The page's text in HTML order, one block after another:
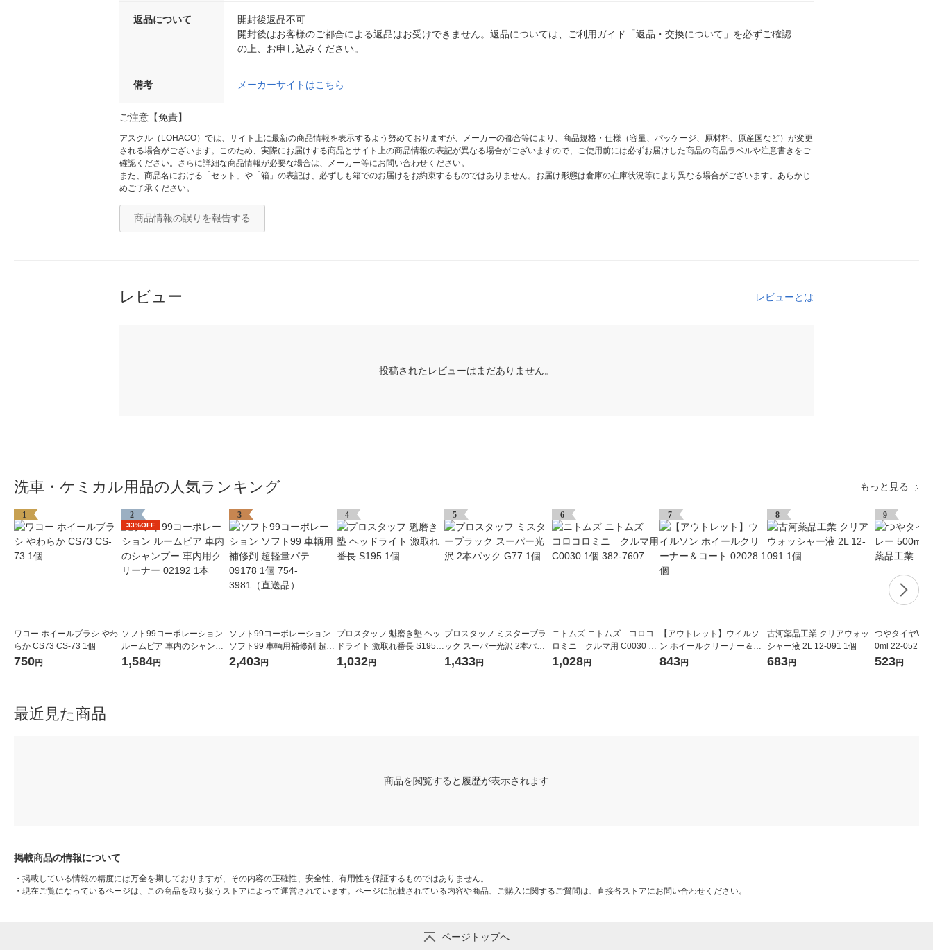
返品について
開封後返品不可
開封後はお客様のご都合による返品はお受けできません。返品については、ご利用ガイド「返品・交換について」を必ずご確認
の上、お申し込みください。
備考 メーカーサイトはこちら
ご注意【免責】
アスクル（LOHACO）では、サイト上に最新の商品情報を表示するよう努めておりますが、メーカーの都合等により、商品規格・仕様（容量、パッケージ、原材料、原産国など）が変更
される場合がございます。このため、実際にお届けする商品とサイト上の商品情報の表記が異なる場合がございますので、ご使用前には必ずお届けした商品の商品ラベルや注意書きをご
確認ください。さらに詳細な商品情報が必要な場合は、メーカー等にお問い合わせください。
また、商品名における「セット」や「箱」の表記は、必ずしも箱でのお届けをお約束するものではありません。お届け形態は倉庫の在庫状況等により異なる場合がございます。あらかじ
めご了承ください。
商品情報の誤りを報告する
レビュー レビューとは
投稿されたレビューはまだありません。
洗車・ケミカル用品の人気ランキング もっと見る
1
ワコー ホイールブラシ やわ
らか CS73 CS-73 1個
750円
2
33%OFF
ソフト99コーポレーション
ルームピア 車内のシャンプ
ー 車内用クリーナー 02192
1,584円
3
ソフト99コーポレーション
ソフト99 車輌用補修剤 超軽
量パテ 09178 1個 754-3981
2,403円
4
プロスタッフ 魁磨き塾 ヘッ
ドライト 激取れ番長 S195 1
個
1,032円
5
プロスタッフ ミスターブラ
ック スーパー光沢 2本パッ
ク G77 1個
1,433円
6
ニトムズ ニトムズ コロコ
ロミニ クルマ用 C0030 1
個 382-7607
1,028円
7
【アウトレット】ウイルソ
ン ホイールクリーナー＆コ
ート 02028 1個
843円
8
古河薬品工業 クリアウォッ
シャー液 2L 12-091 1個
683円
9
つやタイヤ
0ml 22-052 古
523円
最近見た商品
商品を閲覧すると履歴が表示されます
掲載商品の情報について
・ 掲載している情報の精度には万全を期しておりますが、その内容の正確性、安全性、有用性を保証するものではありません。
・ 現在ご覧になっているページは、この商品を取り扱うストアによって運営されています。ページに記載されている内容や商品、ご購入に関するご質問は、直接各ストアにお問い合わせください。
ページトップへ